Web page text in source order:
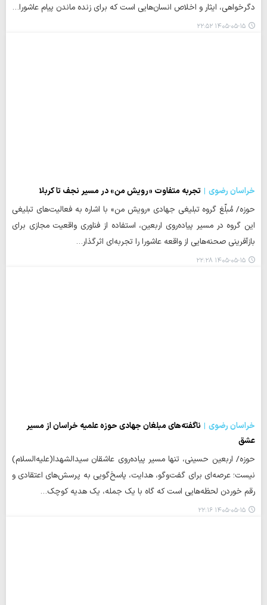
دگرخواهی، ایثار و اخلاص انسان‌هایی است که برای زنده ماندن پیام عاشورا…
۱۴۰۵-۰۵-۱۵ ۲۲:۵۲
خراسان رضوی
تجربه متفاوت «رویش من» در مسیر نجف تا کربلا
حوزه/ مُبلّغ گروه تبلیغی جهادی «رویش من» با اشاره به فعالیت‌های تبلیغی
این گروه در مسیر پیاده‌روی اربعین، استفاده از فناوری واقعیت مجازی برای
بازآفرینی صحنه‌هایی از واقعه عاشورا را تجربه‌ای اثرگذار…
۱۴۰۵-۰۵-۱۵ ۲۲:۲۸
خراسان رضوی
ناگفته‌های مبلغان جهادی حوزه علمیه خراسان از مسیر
عشق
حوزه/ اربعین حسینی، تنها مسیر پیاده‌روی عاشقان سیدالشهدا(علیه‌السلام)
نیست؛ عرصه‌ای برای گفت‌وگو، هدایت، پاسخ‌گویی به پرسش‌های اعتقادی و
رقم خوردن لحظه‌هایی است که گاه با یک جمله، یک هدیه کوچک…
۱۴۰۵-۰۵-۱۵ ۲۲:۱۶